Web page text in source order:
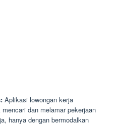
Aplikasi lowongan kerja
dan melamar pekerjaan
hanya dengan bermodalkan